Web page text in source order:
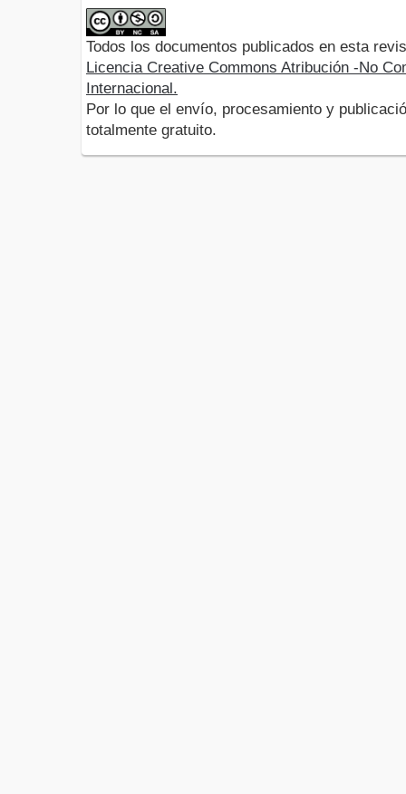
Todos los documentos publicados en esta
Licencia Creative Commons Atribución -No
Internacional.
Por lo que el envío, procesamiento y
totalmente gratuito.